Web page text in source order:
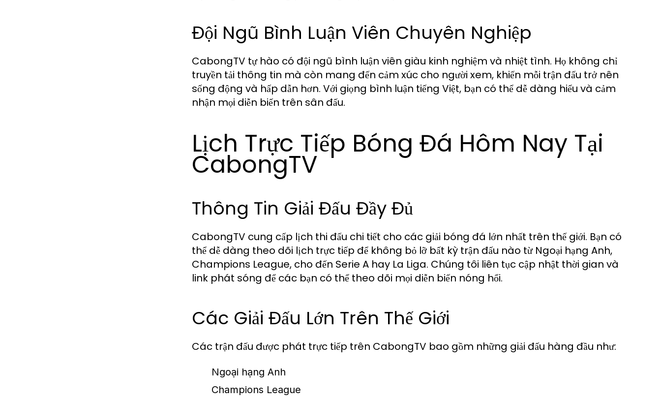
Đội Ngũ Bình Luận Viên Chuyên Nghiệp
CabongTV tự hào có đội ngũ bình luận viên giàu kinh nghiệm và nhiệt tình. Họ không chỉ
truyền tải thông tin mà còn mang đến cảm xúc cho người xem, khiến mỗi trận đấu trở nên
sống động và hấp dẫn hơn. Với giọng bình luận tiếng Việt, bạn có thể dễ dàng hiểu và cảm
nhận mọi diễn biến trên sân đấu.
Lịch Trực Tiếp Bóng Đá Hôm Nay Tại
CabongTV
Thông Tin Giải Đấu Đầy Đủ
CabongTV cung cấp lịch thi đấu chi tiết cho các giải bóng đá lớn nhất trên thế giới. Bạn có
thể dễ dàng theo dõi lịch trực tiếp để không bỏ lỡ bất kỳ trận đấu nào từ Ngoại hạng Anh,
Champions League, cho đến Serie A hay La Liga. Chúng tôi liên tục cập nhật thời gian và
link phát sóng để các bạn có thể theo dõi mọi diễn biến nóng hổi.
Các Giải Đấu Lớn Trên Thế Giới
Các trận đấu được phát trực tiếp trên CabongTV bao gồm những giải đấu hàng đầu như:
Ngoại hạng Anh
Champions League